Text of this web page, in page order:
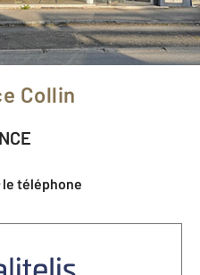
Collin
le téléphone